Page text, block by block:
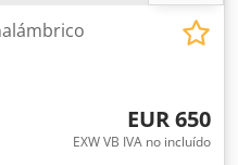
EUR 650
EXW VB IVA no incluído